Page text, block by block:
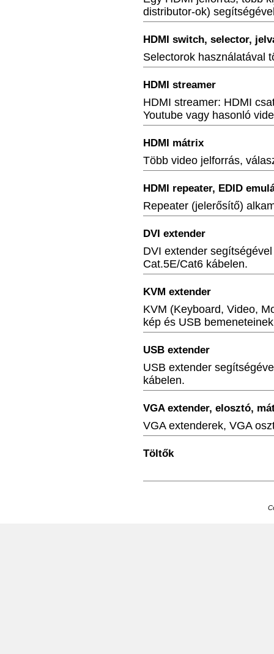
distributor-ok)
HDMI switch, selector,
Selectorok használatával
HDMI streamer
HDMI streamer: HDMI
Youtube vagy hasonló
HDMI mátrix
Több video jelforrás,
HDMI repeater, EDID
Repeater (jelerősítő)
DVI extender
DVI extender
Cat.5E/Cat6 kábelen.
KVM extender
KVM (Keyboard, Video,
kép és USB
USB extender
USB extender
kábelen.
VGA extender, elosztó,
VGA extenderek, VGA
Töltők